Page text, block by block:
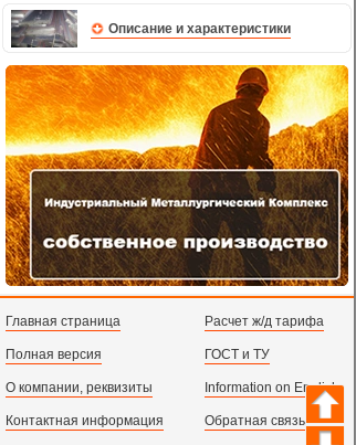
Описание и характеристики
Главная страница
Полная версия
О компании, реквизиты
Контактная информация
Расчет ж/д тарифа
ГОСТ и ТУ
Information on English
Обратная связь